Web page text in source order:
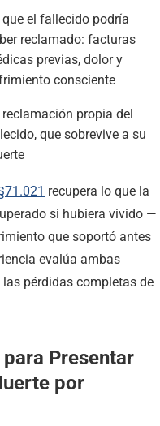
que el fallecido podría
reclamado: facturas
previas, dolor y
consciente
reclamación propia del
que sobrevive a su
recupera lo que la
si hubiera vivido —
que soportó antes
evalúa ambas
pérdidas completas de
Presentar
por